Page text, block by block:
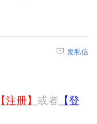
发私信
【注册】 或者 【登